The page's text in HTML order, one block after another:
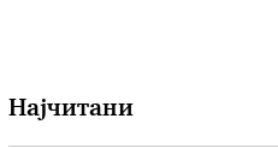
Најчитани